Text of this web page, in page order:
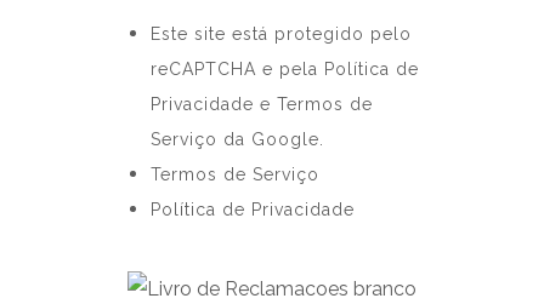
Este site está protegido pelo
reCAPTCHA e pela Política de
Privacidade e Termos de
Serviço da Google.
Termos de Serviço
Política de Privacidade